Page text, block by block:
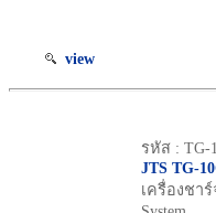
view
รหัส : TG-
JTS TG-
เครื่องชาร์